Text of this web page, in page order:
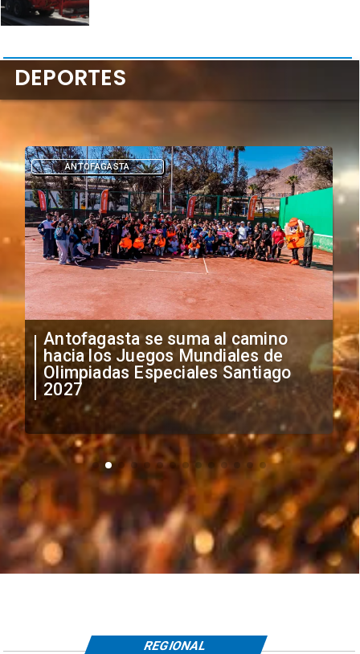
"Falta de profesionalismo": Sifup
anuncia medidas por situación
irregular de futbolistas
extranjeros
DEPORTES
DEPORTES
REGIONAL